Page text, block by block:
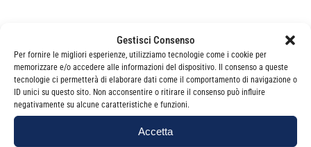
Gestisci Consenso
Per fornire le migliori esperienze, utilizziamo tecnologie come i cookie per
memorizzare e/o accedere alle informazioni del dispositivo. Il consenso a queste
tecnologie ci permetterà di elaborare dati come il comportamento di navigazione o
ID unici su questo sito. Non acconsentire o ritirare il consenso può influire
negativamente su alcune caratteristiche e funzioni.
Accetta
CategorieNews